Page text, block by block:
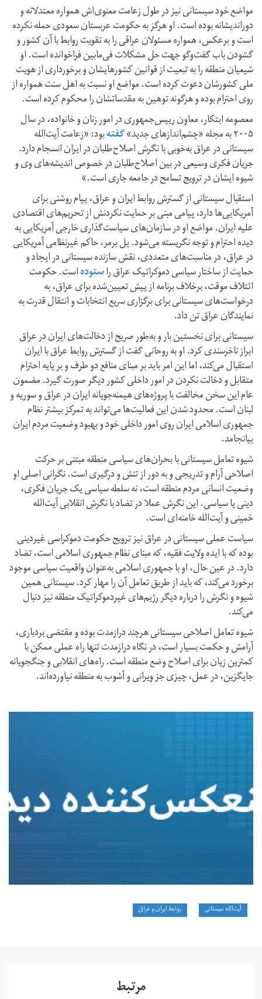
مواضع خود سیستانی نیز در طول زعامت معنوی‌اش همواره معتدلانه و
دوراندیشانه بوده است. او هرگز به حکومت عربستان سعودی حمله نکرده
است و بر‌عکس، همواره مسئولان عراقی را به تقویت روابط با آن کشور و
گشودن باب گفت‌و‌گو جهت حل مشکلات فی‌ما‌بین فراخوانده است. او
شیعیان منطقه را به تبعیت از قوانین کشورهایشان و برخورداری از هویت
ملی کشورشان دعوت کرده است. مواضع او نسبت به اهل سنت همواره از
روی احترام بوده و هر‌گونه توهین به مقدساتشان را محکوم کرده است.
معصومه ابتکار، معاون رییس‌جمهوری در امور زنان و خانواده، در سال
۲۰۰۵ به مجله «چشم‌اندازهای جدید» گفتهبود: «زعامت آیت‌الله
سیستانی در عراق به‌خوبی با نگرش اصلاح‌طلبان در ایران انسجام دارد.
جریان فکری وسیعی در بین اصلاح‌طلبان در خصوص اندیشه‌های وی و
شیوه ایشان در ترویج تسامح در جامعه جاری است.»
استقبال سیستانی از گسترش روابط ایران و عراق، پیام روشنی برای
آمریکایی‌ها دارد، پیامی مبنی بر حمایت نکردنش از تحریم‌های اقتصادی
علیه ایران. مواضع او در سازمان‌های سیاست‌گذاری خارجی آمریکایی به
دیده احترام و توجه نگریسته می‌شود. پل برمر، حاکم غیر‌نظامی آمریکایی
در عراق، در مناسبت‌های متعددی، نقش سازنده سیستانی در ایجاد و
حمایت از ساختار سیاسی دموکراتیک عراق راستودهاست. حکومت
ائتلاف موقت، بر‌خلاف برنامه از پیش‌ تعیین‌شده برای عراق، به
درخواست‌های سیستانی برای برگزاری سریع انتخابات و انتقال قدرت به
نمایندگان عراق تن داد.
سیستانی برای نخستین بار و به‌طور صریح از دخالت‌های ایران در عراق
ابراز ناخرسندی کرد. او به روحانی گفت از گسترش روابط عراق با ایران
استقبال می‌کند، اما این امر باید بر مبنای منافع دو طرف و بر پایه احترام
متقابل و دخالت نکردن در امور داخلی کشور دیگر صورت گیرد. مضمون
عام این سخن مخالفت با پروژه‌های هیمنه‌جویانه ایران در عراق و سوریه و
لبنان است. محدود شدن این فعالیت‌ها می‌تواند به تمرکز بیشتر نظام
جمهوری اسلامی ایران روی امور داخلی خود و بهبود وضعیت مردم ایران
بیانجامد.
شیوه تعامل سیستانی با بحران‌های سیاسی منطقه مبتنی بر حرکت
اصلاحی آرام و تدریجی و به دور از تنش و درگیری است. نگرانی اصلی او
وضعیت انسانی مردم منطقه است، نه سلطه سیاسی یک جریان فکری،
دینی یا سیاسی. این نگرش عملا در تضاد با نگرش انقلابی آیت‌الله
خمینی و آیت‌الله خامنه‌ای است.
سیاست عملی سیستانی در عراق نیز ترویج حکومت دموکراسی غیر‌دینی
بوده که با ایده ولایت فقیه، که مبنای نظام جمهوری اسلامی است، تضاد
دارد. در عین حال، او با جمهوری اسلامی به‌عنوان واقعیت سیاسی موجود
برخورد می‌کند، که باید از طریق تعامل آن را مهار کرد. سیستانی همین
شیوه و نگرش را درباره دیگر رژیم‌های غیر‌دموکراتیک منطقه نیز دنبال
می‌کند.
شیوه تعامل اصلاحی سیستانی هر‌چند درازمدت بوده و مقتضی بردباری،
آرامش و حکمت بسیار است، در نگاه دراز‌مدت تنها راه عملی ممکن با
کمترین زیان برای اصلاح وضع منطقه است. راه‌های انقلابی و جنگجویانه
جایگزین، در عمل، چیزی جز ویرانی و آشوب به منطقه نیاورده‌اند.
آیت‌الله سیستانی روابط ایران و عراق
مرتبط